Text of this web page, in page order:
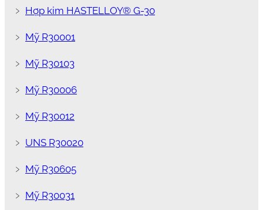
﹥ Hợp kim HASTELLOY® G-30
﹥ Mỹ R30001
﹥ Mỹ R30103
﹥ Mỹ R30006
﹥ Mỹ R30012
﹥ UNS R30020
﹥ Mỹ R30605
﹥ Mỹ R30031